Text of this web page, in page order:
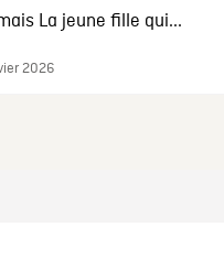
La jeune fille qui...
2026